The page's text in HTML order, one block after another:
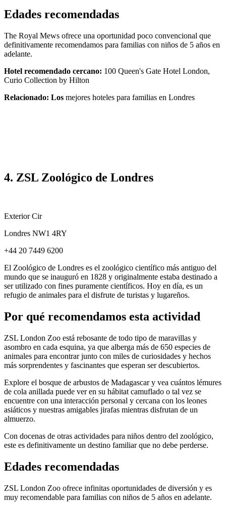
Edades recomendadas
The Royal Mews ofrece una oportunidad poco convencional que
definitivamente recomendamos para familias con niños de 5 años en
adelante.
Hotel recomendado cercano: 100 Queen's Gate Hotel London,
Curio Collection by Hilton
Relacionado: Los mejores hoteles para familias en Londres
4. ZSL Zoológico de Londres
Exterior Cir
Londres NW1 4RY
+44 20 7449 6200
El Zoológico de Londres es el zoológico científico más antiguo del
mundo que se inauguró en 1828 y originalmente estaba destinado a
ser utilizado con fines puramente científicos. Hoy en día, es un
refugio de animales para el disfrute de turistas y lugareños.
Por qué recomendamos esta actividad
ZSL London Zoo está rebosante de todo tipo de maravillas y
asombro en cada esquina, ya que alberga más de 650 especies de
animales para encontrar junto con miles de curiosidades y hechos
más sorprendentes y fascinantes que esperan ser descubiertos.
Explore el bosque de arbustos de Madagascar y vea cuántos lémures
de cola anillada puede ver en su hábitat camuflado o tal vez se
encuentre con una interacción personal y cercana con los leones
asiáticos y nuestras amigables jirafas mientras disfrutan de un
almuerzo.
Con docenas de otras actividades para niños dentro del zoológico,
este es definitivamente un destino familiar que no debe perderse.
Edades recomendadas
ZSL London Zoo ofrece infinitas oportunidades de diversión y es
muy recomendable para familias con niños de 5 años en adelante.